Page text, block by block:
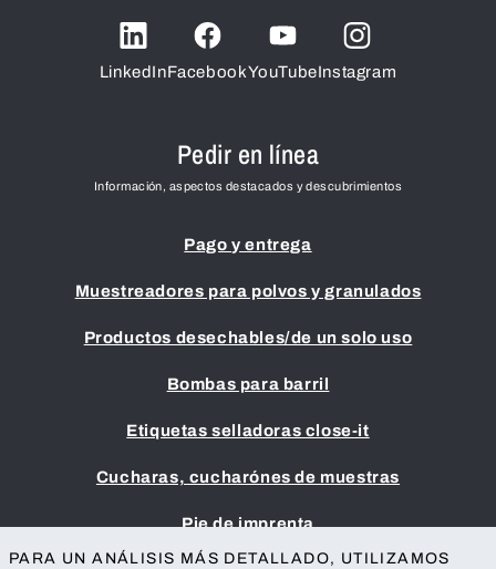
LinkedInFacebookYouTubeInstagram
Pedir en línea
Información, aspectos destacados y descubrimientos
Pago y entrega
Muestreadores para polvos y granulados
Productos desechables/de un solo uso
Bombas para barril
Etiquetas selladoras close-it
Cucharas, cucharónes de muestras
Pie de imprenta
GTC
PARA UN ANÁLISIS MÁS DETALLADO, UTILIZAMOS